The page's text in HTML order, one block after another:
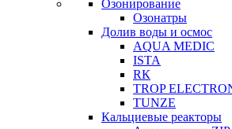
Озонирование
Озонатры
Долив воды и осмос
AQUA MEDIC
ISTA
RК
TROP
TUNZE
Кальциевые реакторы